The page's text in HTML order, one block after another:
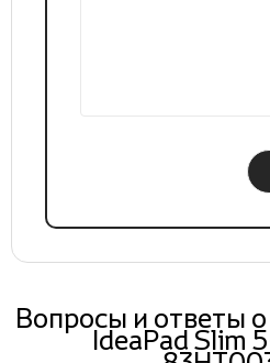
Вопросы и ответы
IdeaPad Slim